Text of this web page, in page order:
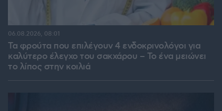
Τα φρούτα που επιλέγουν 4 ενδοκρινολόγοι για
καλύτερο έλεγχο του σακχάρου – Το ένα μειώνει
το λίπος στην κοιλιά
06.08.2026, 08:01